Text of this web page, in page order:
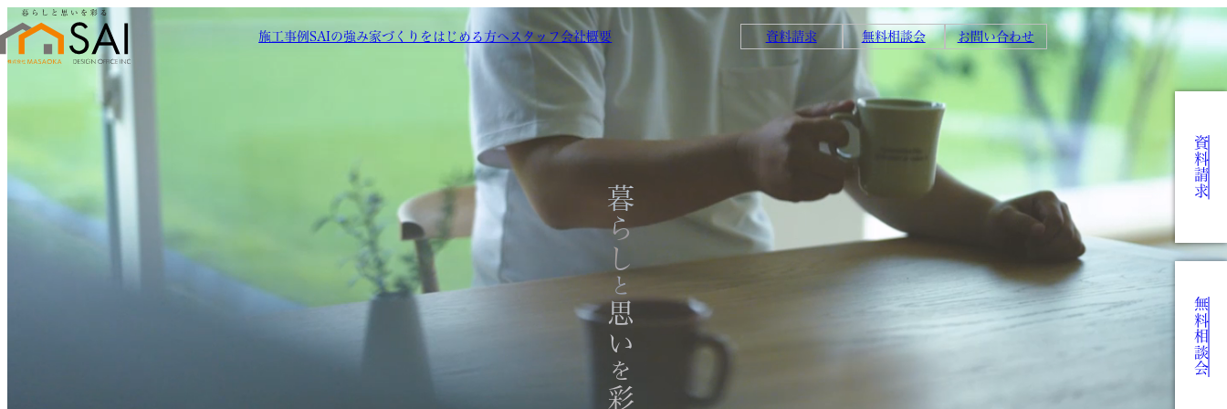
施工事例SAIの強み家づくりをはじめる方へ スタッフ会社概要 資料請求 無料相談会 お問い合わせ
暮らし
と
思い
を
資料請求
無料相談会